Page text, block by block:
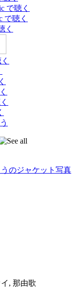
, 那由歌